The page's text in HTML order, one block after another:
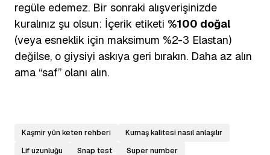
regüle edemez. Bir sonraki alışverişinizde
kuralınız şu olsun: İçerik etiketi %100 doğal
(veya esneklik için maksimum %2-3 Elastan)
değilse, o giysiyi askıya geri bırakın. Daha az alın
ama “saf” olanı alın.
Kaşmir yün keten rehberi
Kumaş kalitesi nasıl anlaşılır
Lif uzunluğu
Snap test Super number